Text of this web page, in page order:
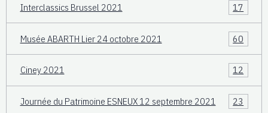
Interclassics Brussel 2021 17
Musée ABARTH Lier 24 octobre 2021 60
Ciney 2021 12
Journée du Patrimoine ESNEUX 12 septembre 2021 23